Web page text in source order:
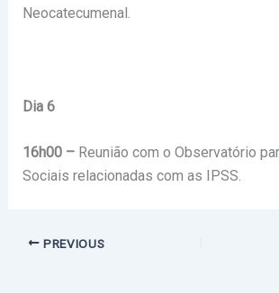
Neocatecumenal.
Dia 6
16h00 – Reunião com o Observatório
Sociais relacionadas com as IPSS.
PREVIOUS